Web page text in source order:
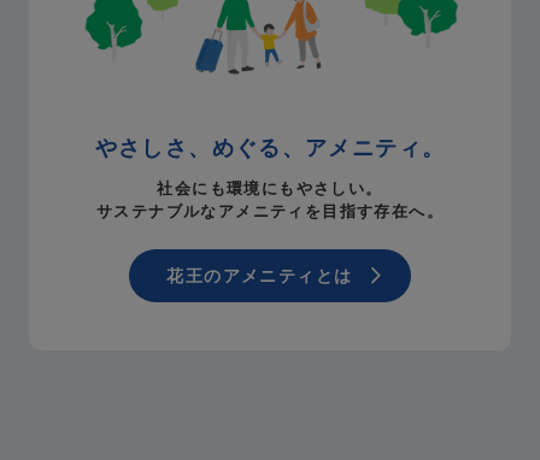
やさしさ、めぐる、アメニティ。
社会にも環境にもやさしい。
サステナブルなアメニティを目指す存在へ。
花王のアメニティとは